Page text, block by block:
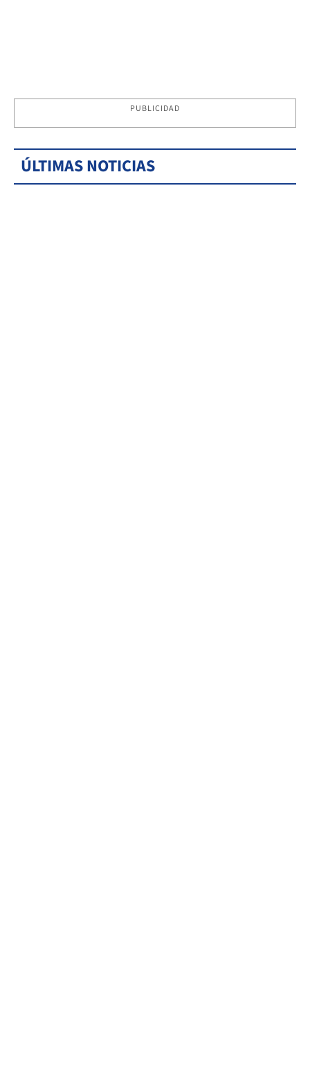
PUBLICIDAD
ÚLTIMAS NOTICIAS